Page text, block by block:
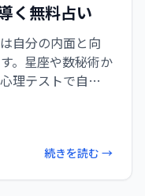
く無料占い
自分の内面と向
。星座や数秘術か
理テストで自分
ことで、最適な
。月の満ち欠けや
歩を踏み出す勇
予言ではなく、
続きを読む →